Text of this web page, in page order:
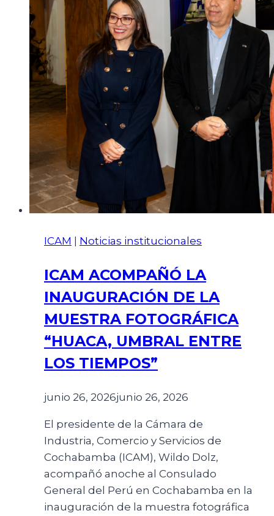
ICAM | Noticias institucionales
ICAM ACOMPAÑÓ LA
INAUGURACIÓN DE LA
MUESTRA FOTOGRÁFICA
“HUACA, UMBRAL ENTRE
LOS TIEMPOS”
junio 26, 2026junio 26, 2026
El presidente de la Cámara de
Industria, Comercio y Servicios de
Cochabamba (ICAM), Wildo Dolz,
acompañó anoche al Consulado
General del Perú en Cochabamba en la
inauguración de la muestra fotográfica